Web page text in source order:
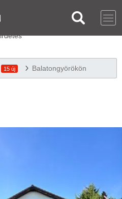
15 új Balatongyörökön